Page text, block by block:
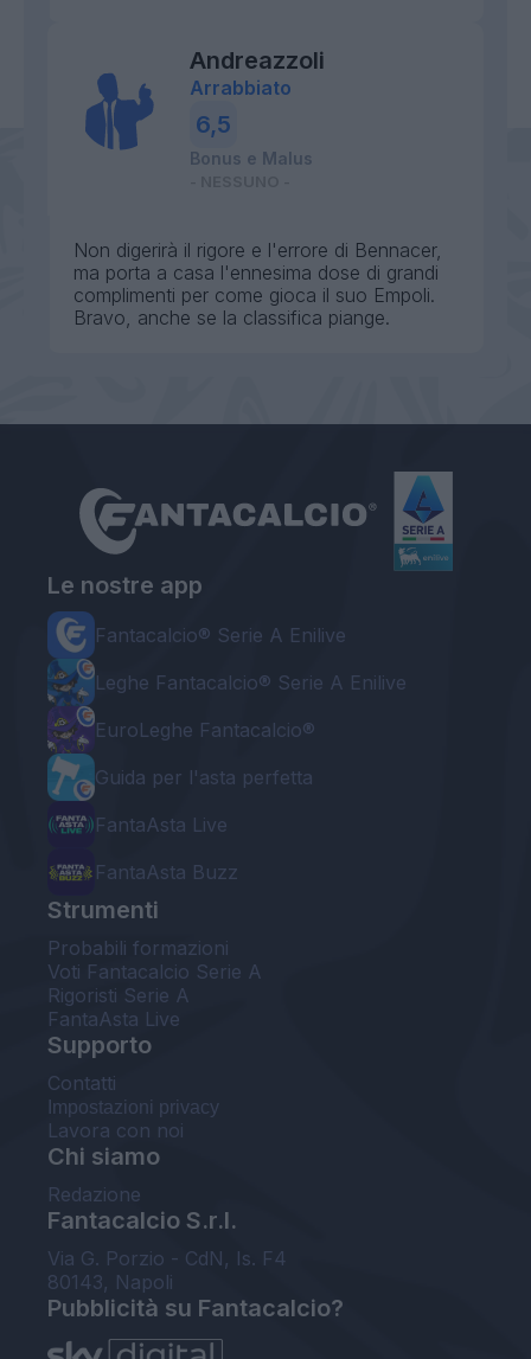
Andreazzoli
Arrabbiato
6,5
Bonus e Malus
Non digerirà il rigore e l'errore di Bennacer,
ma porta a casa l'ennesima dose di grandi
complimenti per come gioca il suo Empoli.
Bravo, anche se la classifica piange.
Le nostre app
Fantacalcio® Serie A Enilive
Leghe Fantacalcio® Serie A Enilive
EuroLeghe Fantacalcio®
Guida per l'asta perfetta
FantaAsta Live
FantaAsta Buzz
Strumenti
Probabili formazioni
Voti Fantacalcio Serie A
Rigoristi Serie A
FantaAsta Live
Supporto
Contatti
Impostazioni privacy
Lavora con noi
Chi siamo
Redazione
Fantacalcio S.r.l.
Via G. Porzio - CdN, Is. F4
80143, Napoli
Pubblicità su Fantacalcio?